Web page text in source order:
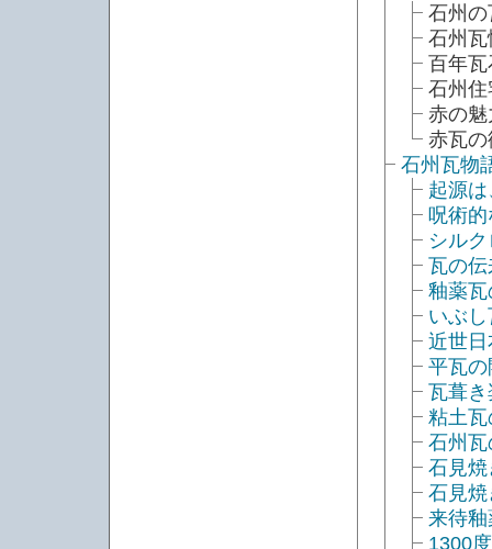
石州
石州
百年瓦
石州
赤の
赤瓦
石州瓦物
起源
呪術
シル
瓦の伝
釉薬
いぶ
近世
平瓦の
瓦葺
粘土
石州
石見
石見
来待
1300